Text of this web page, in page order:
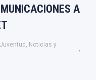
A
Juventud , Noticias y